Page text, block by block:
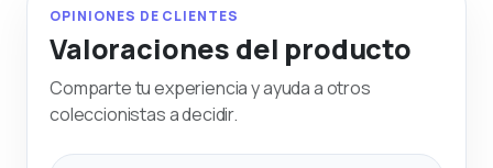
OPINIONES DE CLIENTES
Valoraciones del producto
Comparte tu experiencia y ayuda a otros
coleccionistas a decidir.